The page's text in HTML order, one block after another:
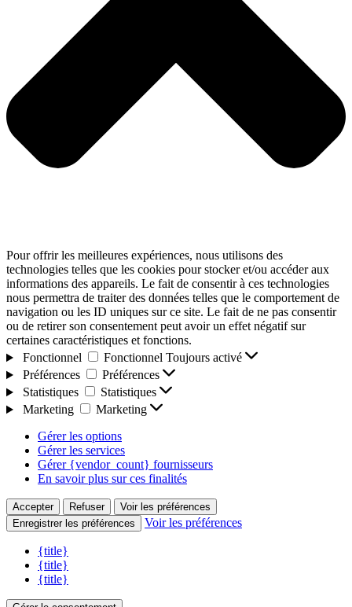
Pour offrir les meilleures expériences, nous utilisons des
technologies telles que les cookies pour stocker et/ou accéder aux
informations des appareils. Le fait de consentir à ces technologies
nous permettra de traiter des données telles que le comportement de
navigation ou les ID uniques sur ce site. Le fait de ne pas consentir
ou de retirer son consentement peut avoir un effet négatif sur
certaines caractéristiques et fonctions.
Fonctionnel
Fonctionnel Toujours activé
Préférences
Préférences
Statistiques
Statistiques
Marketing
Marketing
Gérer les options
Gérer les services
Gérer {vendor_count} fournisseurs
En savoir plus sur ces finalités
Accepter Refuser
Voir les préférences
Enregistrer les préférences
Voir les préférences
{title}
{title}
{title}